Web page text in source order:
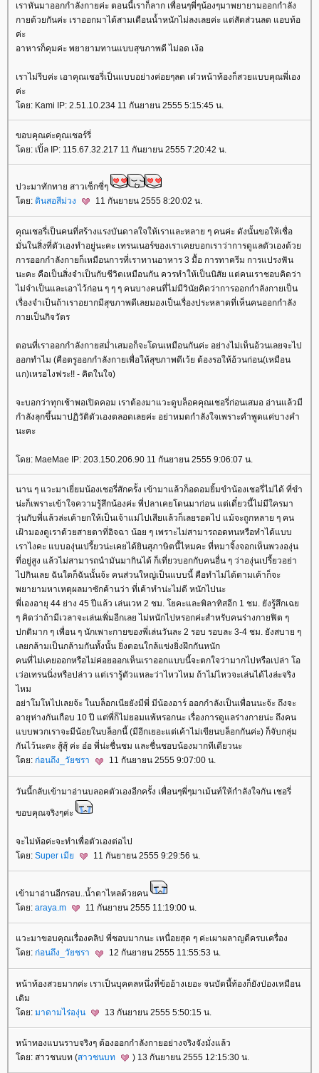
เราหันมาออกกำลังกายค่ะ ตอนนี้เราก็ลาก เพื่อนๆพี่ๆน้องๆมาพยายามออกกำลัง
กายด้วยกันค่ะ เราออกมาได้สามเดือนน้ำหนักไม่ลงเลยค่ะ แต่สัดส่วนลด แอบท้อ
ค่ะ
อาหารก็คุมค่ะ พยายามทานแบบสุขภาพดี ไม่อด เง้อ
เราไม่รีบค่ะ เอาคุณเชอรี่เป็นแบบอย่างค่อยๆลด เด๋วหน้าท้องก็สวยแบบคุณพี่เอง
ค่ะ
ดย: Kami IP: 2.51.10.234 11 กันยายน 2555 5:15:45 น.
ขอบคุณค่ะคุณเชอร์รี่
ดย: เปิ้ล IP: 115.67.32.217 11 กันยายน 2555 7:20:42 น.
ปวะมาทักทาย สาวเซ็กซี่ๆ
ดย: ดินสอสีม่วง 11 กันยายน 2555 8:20:02 น.
คุณเชอรี่เป็นคนที่สร้างแรงบันดาลใจให้เราและหลาย ๆ คนค่ะ ดังนั้นขอให้เชื่อ
มั่นในสิ่งที่ตัวเองทำอยู่นะคะ เทรนเนอร์ของเราเคยบอกเราว่าการดูแลตัวเองด้ว
การออกกำลังกายก็เหมือนการที่เราทานอาหาร 3 มื้อ การทาครีม การแปรงฟัน
นะคะ คือเป็นสิ่งจำเป็นกับชีวิตเหมือนกัน ควรทำให้เป็นนิสัย แต่คนเราชอบคิดว่า
ไม่จำเป็นและเอาไว้ก่อน ๆ ๆ ๆ คนบางคนที่ไม่มีวินัยคิดว่าการออกกำลังกายเป็น
เรื่องจำเป็นถ้าเราอยากมีสุขภาพดีเลยมองเป็นเรื่องประหลาดที่เห็นคนออกกำลัง
กายเป็นกิจวัตร
ตอนที่เราออกกำลังกายสม่ำเสมอก็จะโดนเหมือนกันค่ะ อย่างไม่เห็นอ้วนเลยจะไป
ออกทำไม (คือตรูออกกำลังกายเพื่อให้สุขภาพดีเว้ย ต้องรอให้อ้วนก่อน(เหมือน
ก)เหรอไงฟระ!! - คิดในใจ)
จะบอกว่าทุกเช้าพอเปิดคอม เราต้องมาแวะดูบล็อคคุณเชอรี่ก่อนเสมอ อ่านแล้วมี
กำลังลุกขึ้นมาปฏิวัติตัวเองตลอดเลยค่ะ อย่าหมดกำลังใจเพราะคำพูดแค่บางคำ
นะคะ
ดย: MaeMae IP: 203.150.206.90 11 กันยายน 2555 9:06:07 น.
นาน ๆ แวะมาเยี่ยมน้องเชอรี่สักครั้ง เข้ามาแล้วก็อดอมยิ้มขำน้องเชอรี่ไม่ได้ ที่ขำ
น่ะก็เพราะเข้าใจความรู้สึกน้องค่ะ พี่ปลาเคยโดนมาก่อน แต่เดี๋ยวนี้ไม่มีใครมา
วุ่นกับพี่แล้วล่ะเค้ายกให้เป็นเจ้าแม่ไปเสียแล้วก็เลยรอดไป แม้จะถูกหลาย ๆ คน
เฝ้ามองดูเราด้วยสายตาที่อิจฉา น้อย ๆ เพราะไม่สามารถอดทนหรือทำได้แบบ
เราไงคะ แบบองุ่นเปรี้ยวน่ะเคยได้ยินสุภาษิตนี้ไหมคะ ที่หมาจิ้งจอกเห็นพวงองุ่น
ที่อยู่สูง แล้วไม่สามารถนำมันมากินได้ ก็เที่ยวบอกกับคนอื่น ๆ ว่าองุ่นเปรี้ยวอย่า
ไปกินเลย ฉันใดก็ฉันนั้นจ้ะ คนส่วนใหญ่เป็นแบบนี้ คือทำไม่ได้ตามเค้าก็จะ
พยายามหาเหตุผลมาซักค้านว่า ที่เค้าทำน่ะไม่ดี หนักไปนะ
พี่เองอายุ 44 ย่าง 45 ปีแล้ว เล่นเวท 2 ชม. โยคะและพิลาทิสอีก 1 ชม. ยังรู้สึกเฉ
ๆ คิดว่าถ้ามีเวลาจะเล่นเพิ่มอีกเลย ไม่หนักไปหรอกค่ะสำหรับคนร่างกายฟิต ๆ
ปกติมาก ๆ เพื่อน ๆ นักเพาะกายของพี่เล่นวันละ 2 รอบ รอบละ 3-4 ชม. ยังสบาย ๆ
เลยกล้ามเป็นกล้ามกันทั้งนั้น ยิ่งตอนใกล้แข่งยิ่งฝึกกันหนัก
คนที่ไม่เคยออกหรือไม่ค่อยออกเห็นเราออกแบบนี้จะตกใจว่ามากไปหรือเปล่า โอ
เว่อเทรนนิ่งหรือปล่าว แต่เรารู้ตัวแหละว่าไหวไหม ถ้าไม่ไหวจะเล่นได้ไงล่ะจริง
ไหม
อย่าโมโหไปเลยจ้ะ ในบล็อกเนียยังมีพี่ มีน้องอาร์ ออกกำลังเป็นเพื่อนนะจ้ะ ถึงจะ
อายุห่างกันเกือบ 10 ปี แต่พี่ก็ไม่ยอมแพ้หรอกนะ เรื่องการดูแลร่างกายน่ะ ถึงคน
บบพวกเราจะมีน้อยในบล็อกนี้ (มีอีกเยอะแต่เค้าไม่เขียนบล็อกกันค่ะ) ก็จับกลุ่ม
กันไว้นะคะ สู้สุ้ ค่ะ อ๋อ พี่น่ะชื่นชม และชื่นชอบน้องมากทีเดียวนะ
ดย: ก่อนถึง_วัยชรา 11 กันยายน 2555 9:07:00 น.
วันนี้กลับเข้ามาอ่านบลอคตัวเองอีกครั้ง เพื่อนๆพี่ๆมาเม้นท์ให้กำลังใจกัน เชอรี่
ขอบคุณจริงๆค่ะ
จะไม่ท้อค่ะจะทำเพื่อตัวเองต่อไป
ดย: Super เมี 11 กันยายน 2555 9:29:56 น.
เข้ามาอ่านอีกรอบ..น้ำตาไหลด้วยคน
ดย: araya.m 11 กันยายน 2555 11:19:00 น.
วะมาขอบคุณเรื่องคลิป พี่ชอบมากนะ เหนื่อยสุด ๆ ค่ะเผาผลาญดีครบเครื่อง
ดย: ก่อนถึง_วัยชรา 12 กันยายน 2555 11:55:53 น.
หน้าท้องสวยมากค่ะ เราเป็นบุคคลหนึ่งที่ข้ออ้างเยอะ จนบัดนี้ท้องก็ยังป่องเหมือน
เดิม
ดย: มาดามไร่องุ่น 13 กันยายน 2555 5:50:15 น.
หน้าทองแบนราบจริงๆ ต้องออกกำลังกายอย่างจริงจังมั่งแล้ว
ดย: สาวชนบท (สาวชนบท ) 13 กันยายน 2555 12:15:30 น.